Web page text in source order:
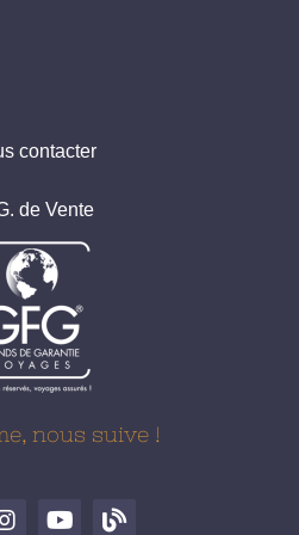
contacter
de Vente
nous suive !